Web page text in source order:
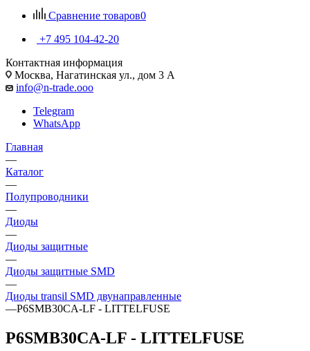
Сравнение товаров0
+7 495 104-42-20
Контактная информация
Москва, Нагатинская ул., дом 3 А
info@n-trade.ooo
Telegram
WhatsApp
Главная
—
Каталог
—
Полупроводники
—
Диоды
—
Диоды защитные
—
Диоды защитные SMD
—
Диоды transil SMD двунаправленные
—P6SMB30CA-LF - LITTELFUSE
P6SMB30CA-LF - LITTELFUSE